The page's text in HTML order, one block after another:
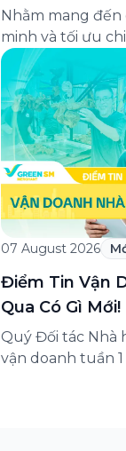
nghiệp Green
Nhằm mang
minh và tối ưu
Green SM chính
triển khai
cho khách hàng
Green Business.
doanh nghiệp
07 August 2026
Điểm Tin Vận
Qua Có Gì Mới!
Quý Đối tác Nhà
vận doanh tuần